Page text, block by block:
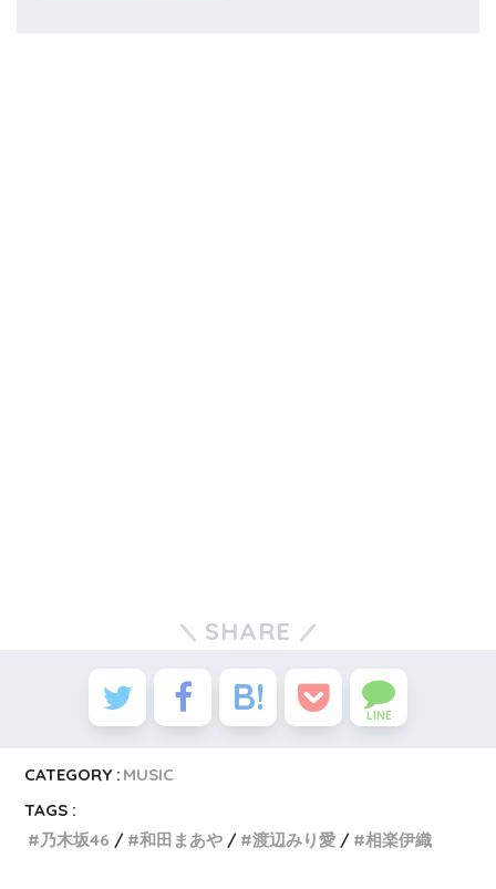
SHARE
LINE
CATEGORY : MUSIC
TAGS :
乃木坂46
和田まあや 渡辺みり愛 相楽伊織